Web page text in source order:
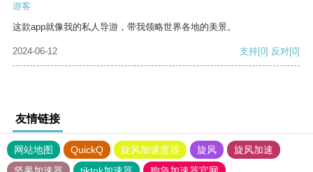
游客
这款app就像我的私人导游，带我领略世界各地的美景。
2024-06-12 支持[0] 反对[0]
友情链接
网站地图 QuickQ 旋风加速度器 旋风
旋风加速